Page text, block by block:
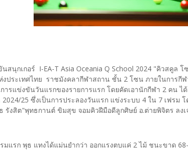
สนุกเกอร์ I-EA-T Asia Oceania Q School 2024 "คิวสคูล โ
งประเทศไทย ราชมังคลากีฬาสถาน ชั้น 2 โซน ภายในการกีฬ
การแข่งขันวันแรกของรายการแรก โดยคัดเอานักกีฬา 2 คน ไ
25 ซึ่งเป็นการประลองวันแรก แข่งระบบ 4 ใน 7 เฟรม
รังสิต"พุทธกานต์ ขิมสุข จอมคิวฝีมือดีลูกศิษย์ อ.ต่ายพิจิตร ลงเ
มแรก พุธ แทงได้แม่นยำกว่า ออกแรงตบแค่ 2 ไม้ ชนะขาด